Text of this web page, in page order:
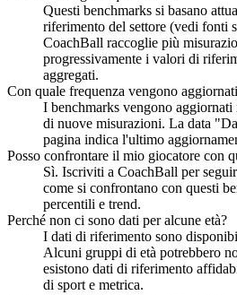
Questi benchmarks si basano
riferimento del settore (vedi fonti
CoachBall raccoglie più
progressivamente i valori di
aggregati.
Con quale frequenza vengono
I benchmarks vengono
di nuove misurazioni. La data
pagina indica l'ultimo
Posso confrontare il mio giocatore con
Sì. Iscriviti a CoachBall per
come si confrontano con questi
percentili e trend.
Perché non ci sono dati per alcune età?
I dati di riferimento sono
Alcuni gruppi di età potrebbero
esistono dati di riferimento
di sport e metrica.